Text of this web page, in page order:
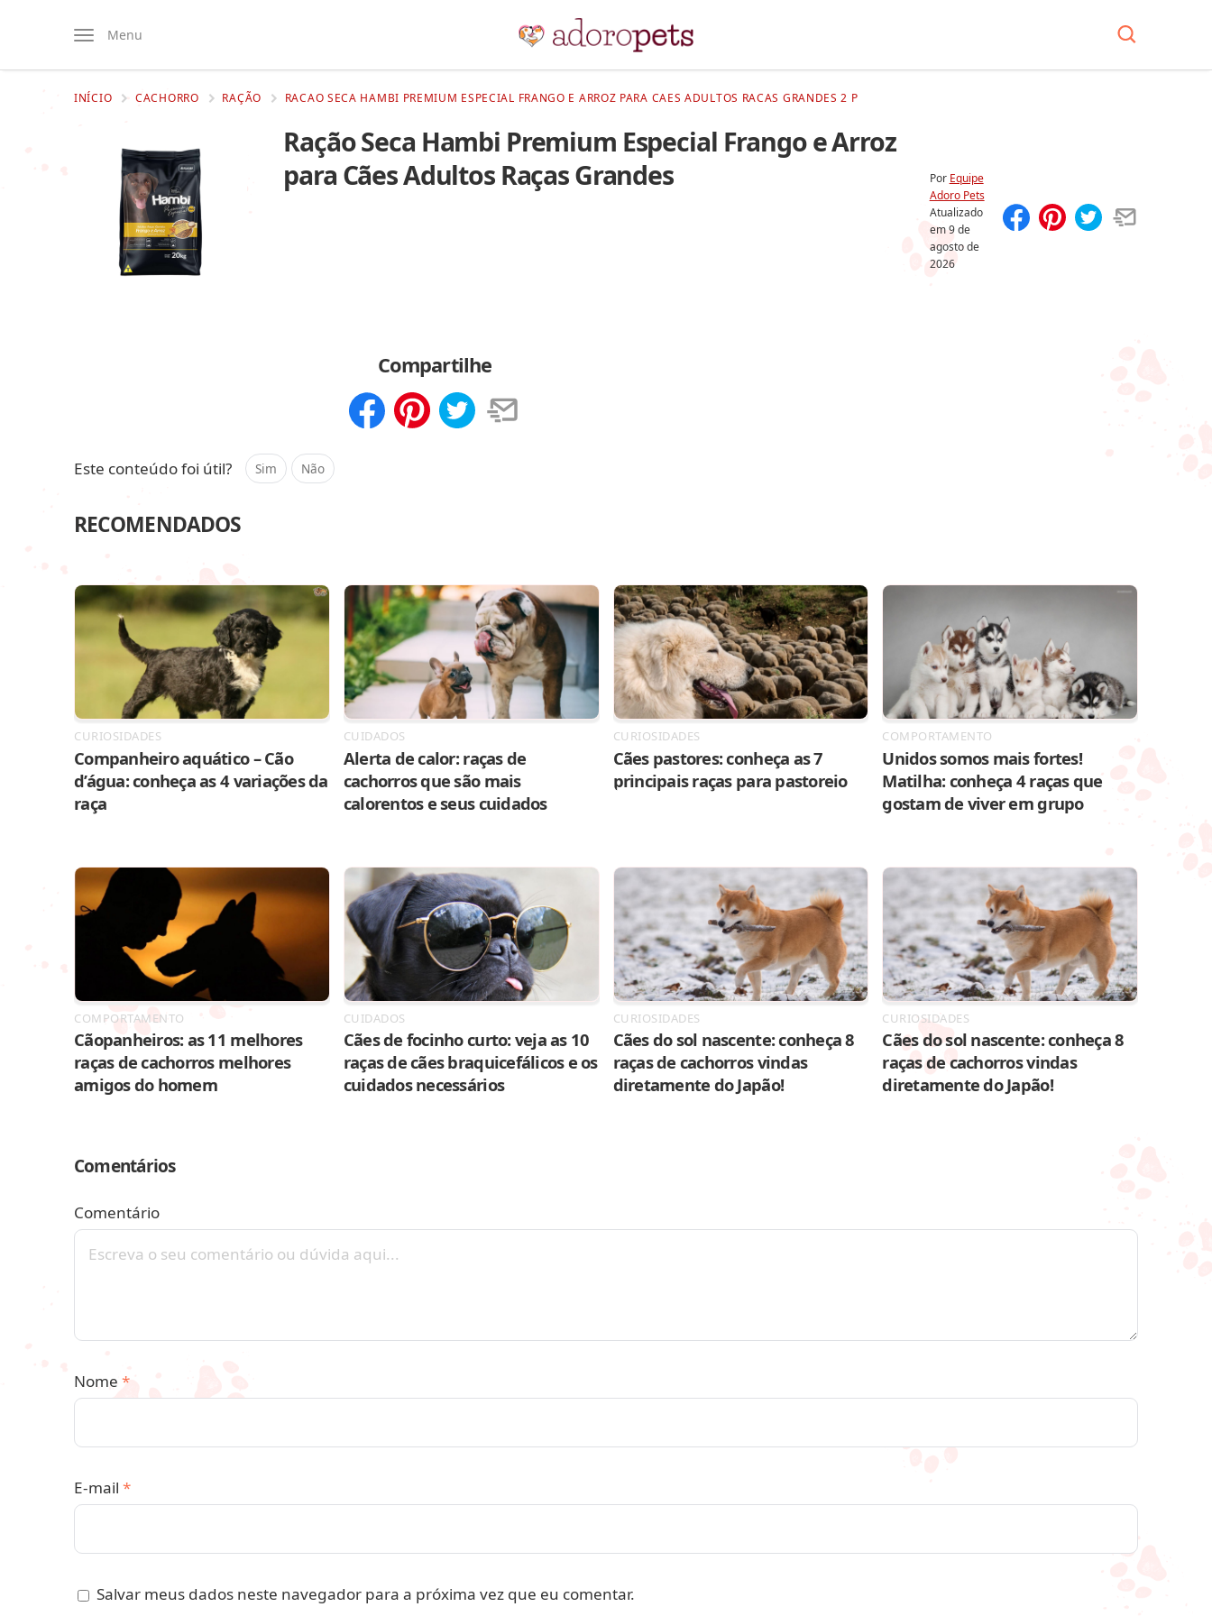
Menu
INÍCIO CACHORRO RAÇÃO RACAO SECA HAMBI PREMIUM ESPECIAL FRANGO E ARROZ PARA CAES ADULTOS RACAS GRANDES 2 P
Ração Seca Hambi Premium Especial Frango e Arroz
para Cães Adultos Raças Grandes
Por Equipe
Adoro Pets
Atualizado
em9 de
agosto de
2026
Compartilhe
Este conteúdo foi útil? Sim Não
RECOMENDADOS
CURIOSIDADES
Companheiro aquático – Cão
d’água: conheça as 4 variações da
raça
CUIDADOS
Alerta de calor: raças de
cachorros que são mais
calorentos e seus cuidados
CURIOSIDADES
Cães pastores: conheça as 7
principais raças para pastoreio
COMPORTAMENTO
Unidos somos mais fortes!
Matilha: conheça 4 raças que
gostam de viver em grupo
COMPORTAMENTO
Cãopanheiros: as 11 melhores
raças de cachorros melhores
amigos do homem
CUIDADOS
Cães de focinho curto: veja as 10
raças de cães braquicefálicos e os
cuidados necessários
CURIOSIDADES
Cães do sol nascente: conheça 8
raças de cachorros vindas
diretamente do Japão!
CURIOSIDADES
Cães do sol nascente: conheça 8
raças de cachorros vindas
diretamente do Japão!
Comentários
Comentário
Nome *
E-mail *
Salvar meus dados neste navegador para a próxima vez que eu comentar.